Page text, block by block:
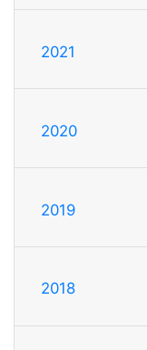
2021
2020
2019
2018